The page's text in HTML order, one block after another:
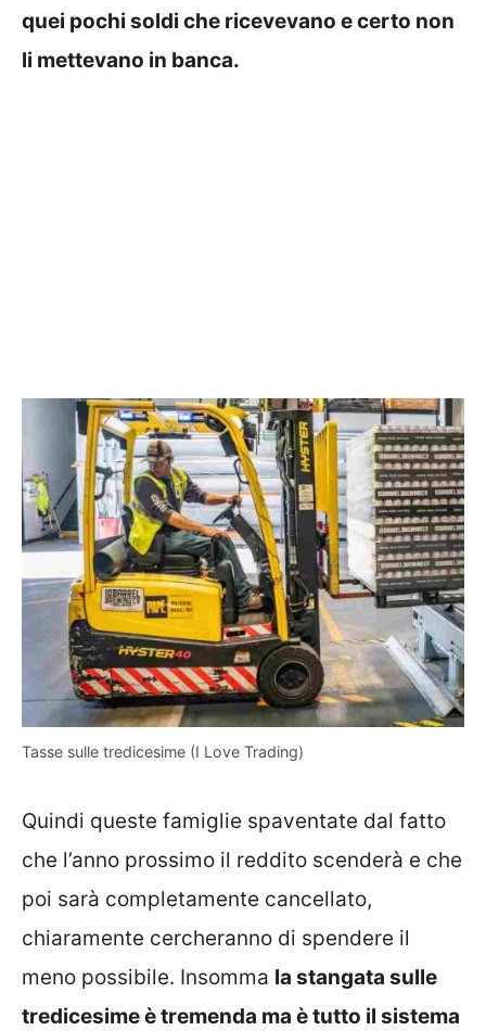
quei pochi soldi che ricevevano e certo non
li mettevano in banca.
Tasse sulle tredicesime (I Love Trading)
Quindi queste famiglie spaventate dal fatto
che l’anno prossimo il reddito scenderà e che
poi sarà completamente cancellato,
chiaramente cercheranno di spendere il
meno possibile. Insomma la stangata sulle
tredicesime è tremenda ma è tutto il sistema